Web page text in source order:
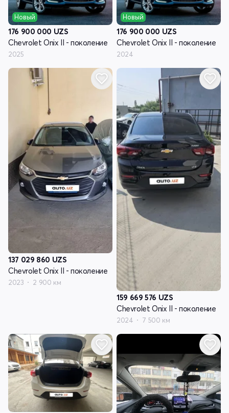
Новый
176 900 000 UZS
Chevrolet Onix II - поколение
2025
Новый
176 900 000 UZS
Chevrolet Onix II - поколение
2024
137 029 860 UZS
Chevrolet Onix II - поколение
2023 2 900 км
159 669 576 UZS
Chevrolet Onix II - поколение
2024 7 500 км